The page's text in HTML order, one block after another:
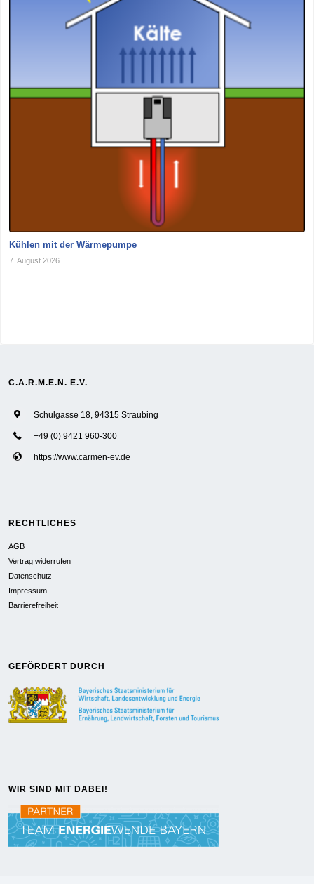
Kühlen mit der Wärmepumpe
7. August 2026
C.A.R.M.E.N. E.V.
Schulgasse 18, 94315 Straubing
+49 (0) 9421 960-300
https://www.carmen-ev.de
RECHTLICHES
AGB
Vertrag widerrufen
Datenschutz
Impressum
Barrierefreiheit
GEFÖRDERT DURCH
WIR SIND MIT DABEI!